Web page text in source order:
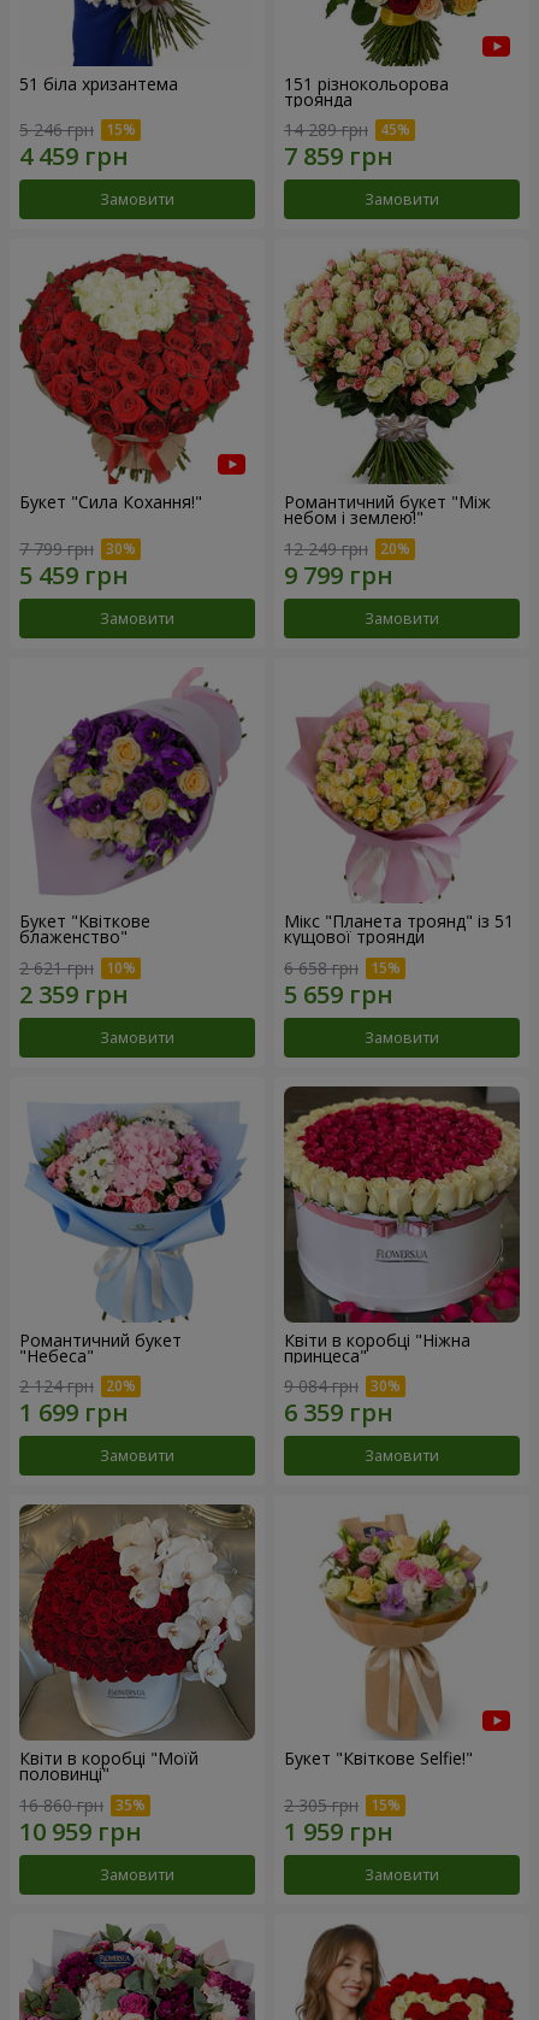
51 біла хризантема
5 246 грн
Замовити
151 різнокольорова
троянда
14 289 грн
Замовити
Букет "Сила Кохання!"
7 799 грн
Замовити
Романтичний букет "Між
небом і землею!"
12 249 грн
Замовити
Букет "Квіткове
блаженство"
2 621 грн
Замовити
Мікс "Планета троянд" із 51
кущової троянди
6 658 грн
Замовити
Романтичний букет
"Небеса"
2 124 грн
Замовити
Квіти в коробці "Ніжна
принцеса"
9 084 грн
Замовити
Квіти в коробці "Моїй
половинці"
16 860 грн
Замовити
Букет "Квіткове Selfie!"
2 305 грн
Замовити